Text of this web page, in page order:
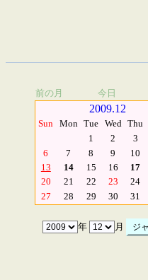
前の月 今日
2009.12
Sun Mon Tue Wed Thu
1
2 3
6
7 8 9 10
13
14 15 16 17
20
21 22 23 24
27
28 29 30 31
年 月